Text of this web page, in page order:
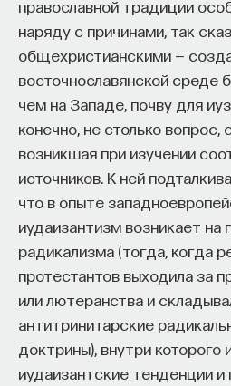
православной традиции
наряду с причинами, так
общехристианскими —
восточнославянской среде
чем на Западе, почву для
конечно, не столько вопрос,
возникшая при изучении
источников. К ней
что в опыте
иудаизантизм возникает на
радикализма (тогда, когда
протестантов выходила за
или лютеранства и
антитринитарские
доктрины), внутри которого
иудаизантские тенденции